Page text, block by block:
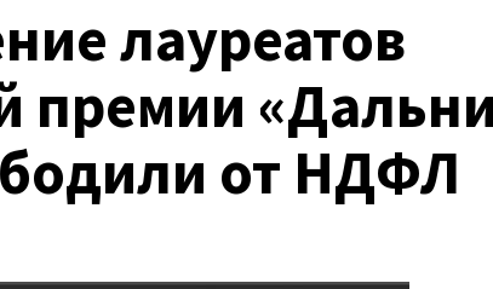
лауреатов
премии
от НДФЛ